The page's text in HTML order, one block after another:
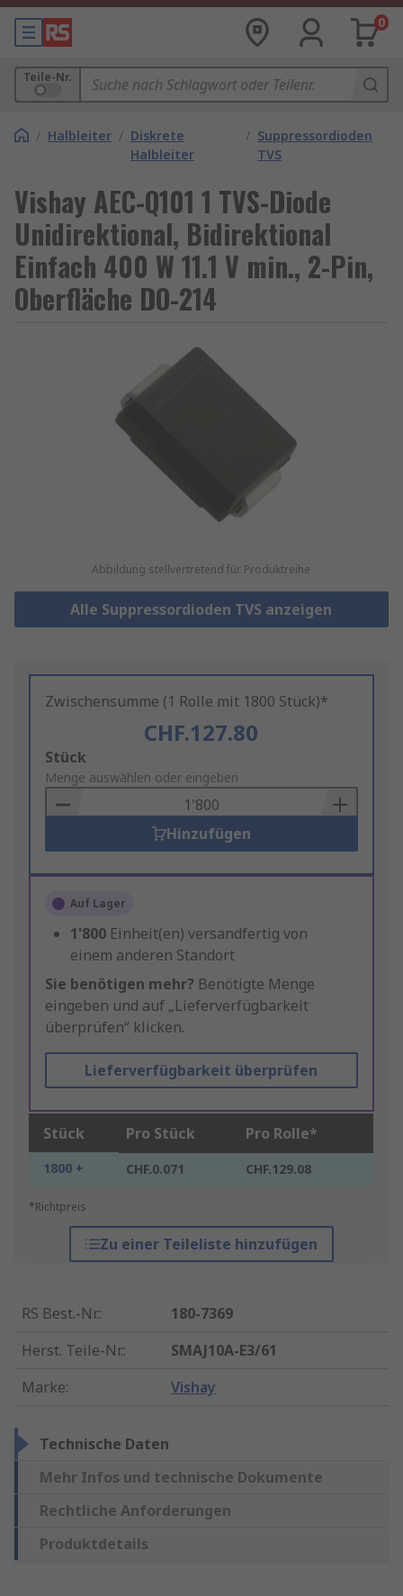
0
Teile-Nr.
/ Halbleiter / Diskrete
Halbleiter
/ Suppressordioden
TVS
Vishay AEC-Q101 1 TVS-Diode
Unidirektional, Bidirektional
Einfach 400 W 11.1 V min., 2-Pin,
Oberfläche DO-214
Abbildung stellvertretend für Produktreihe
Alle Suppressordioden TVS anzeigen
Zwischensumme (1 Rolle mit 1800 Stück)*
CHF.127.80
Add
to
Basket
Stück
Menge auswählen oder eingeben
Hinzufügen
Auf Lager
1'800 Einheit(en) versandfertig von
einem anderen Standort
Sie benötigen mehr? Benötigte Menge
eingeben und auf „Lieferverfügbarkeit
überprüfen“ klicken.
Lieferverfügbarkeit überprüfen
Stück Pro Stück Pro Rolle*
1800 + CHF.0.071 CHF.129.08
*Richtpreis
Zu einer Teileliste hinzufügen
RS Best.-Nr.:
180-7369
Herst. Teile-Nr.:
SMAJ10A-E3/61
Marke: Vishay
Technische Daten
Mehr Infos und technische Dokumente
Rechtliche Anforderungen
Produktdetails